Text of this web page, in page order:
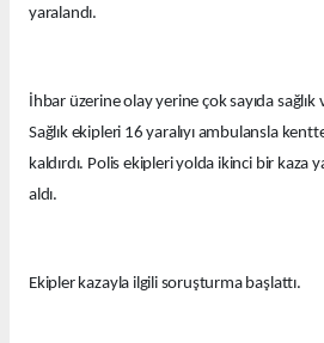
yaralandı.
İhbar üzerine olay yerine çok sayıda
Sağlık ekipleri 16 yaralıyı ambulansla
kaldırdı. Polis ekipleri yolda ikinci bir kaza
aldı.
Ekipler kazayla ilgili soruşturma başlattı.